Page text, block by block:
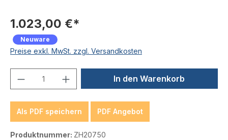
1.023,00 €*
Neuware
Preise exkl. MwSt. zzgl. Versandkosten
Produkt Anzahl: Gib denIn den Warenkorb
Als PDF speichern PDF Angebot
Produktnummer: ZH20750